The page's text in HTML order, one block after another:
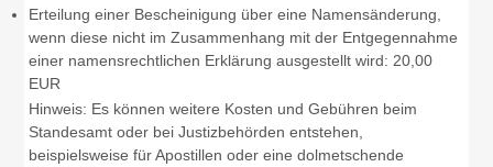
Erteilung einer Bescheinigung über eine Namensänderung,
wenn diese nicht im Zusammenhang mit der Entgegennahme
einer namensrechtlichen Erklärung ausgestellt wird: 20,00
EUR
Hinweis: Es können weitere Kosten und Gebühren beim
Standesamt oder bei Justizbehörden entstehen,
beispielsweise für Apostillen oder eine dolmetschende